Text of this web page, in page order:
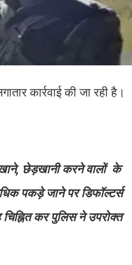
कार्रवाई की जा रही है।
छेड़खानी करने वालों के
पकड़े जाने पर डिफॉल्टर्स
कर पुलिस ने उपरोक्त